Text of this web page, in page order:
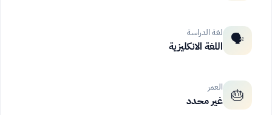
🗣️ لغة الدراسة
اللغة الانكليزية
🎂 العمر
غير محدد